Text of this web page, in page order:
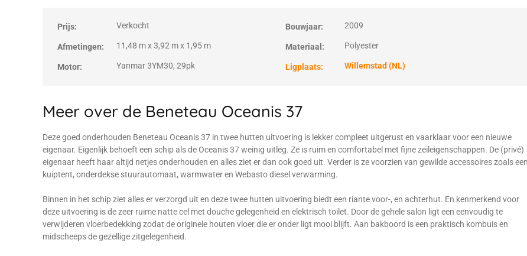
Prijs: Verkocht Bouwjaar: 2009
Afmetingen: 11,48 m x 3,92 m x 1,95 m Materiaal: Polyester
Motor: Yanmar 3YM30, 29pk Ligplaats: Willemstad (NL)
Meer over de Beneteau Oceanis 37
Deze goed onderhouden Beneteau Oceanis 37 in twee hutten uitvoering is lekker compleet uitgerust en vaarklaar voor een nieuwe
eigenaar. Eigenlijk behoeft een schip als de Oceanis 37 weinig uitleg. Ze is ruim en comfortabel met fijne zeileigenschappen. De (privé)
eigenaar heeft haar altijd netjes onderhouden en alles ziet er dan ook goed uit. Verder is ze voorzien van gewilde accessoires zoals een
kuiptent, onderdekse stuurautomaat, warmwater en Webasto diesel verwarming.
Binnen in het schip ziet alles er verzorgd uit en deze twee hutten uitvoering biedt een riante voor-, en achterhut. En kenmerkend voor
deze uitvoering is de zeer ruime natte cel met douche gelegenheid en elektrisch toilet. Door de gehele salon ligt een eenvoudig te
verwijderen vloerbedekking zodat de originele houten vloer die er onder ligt mooi blijft. Aan bakboord is een praktisch kombuis en
midscheeps de gezellige zitgelegenheid.